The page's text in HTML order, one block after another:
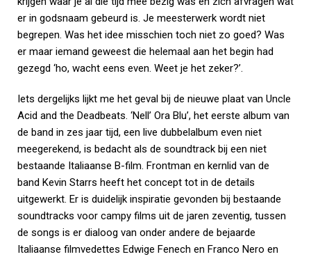
er in godsnaam gebeurd is. Je meesterwerk wordt niet
begrepen. Was het idee misschien toch niet zo goed? Was
er maar iemand geweest die helemaal aan het begin had
gezegd ‘ho, wacht eens even. Weet je het zeker?’.
Iets dergelijks lijkt me het geval bij de nieuwe plaat van Uncle
Acid and the Deadbeats. ‘Nell’ Ora Blu’, het eerste album van
de band in zes jaar tijd, een live dubbelalbum even niet
meegerekend, is bedacht als de soundtrack bij een niet
bestaande Italiaanse B-film. Frontman en kernlid van de
band Kevin Starrs heeft het concept tot in de details
uitgewerkt. Er is duidelijk inspiratie gevonden bij bestaande
soundtracks voor campy films uit de jaren zeventig, tussen
de songs is er dialoog van onder andere de bejaarde
Italiaanse filmvedettes Edwige Fenech en Franco Nero en